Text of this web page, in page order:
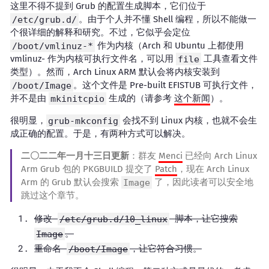
这里不得不提到 Grub 的配置生成脚本，它们位于
/etc/grub.d/ 。由于个人并不懂 Shell 编程，所以不能做一
个很详细的解释和研究。不过，它似乎会定位
/boot/vmlinuz-* 作为内核（Arch 和 Ubuntu 上都使用
vmlinuz- 作为内核可执行文件名，可以用 file 工具查看文件
类型）。然而，Arch Linux ARM 默认会将内核安装到
/boot/Image 。这个文件是 Pre-built EFISTUB 可执行文件，
并不是由 mkinitcpio 生成的（请参考 这个新闻）。
很明显， grub-mkconfig 会找不到 Linux 内核，也就不会生
成正确的配置。于是，有两种方式可以解决。
二〇二二年一月十三日更新 ：群友 Menci 已经向 Arch Linux
Arm Grub 包的 PKGBUILD 提交了 Patch ，现在 Arch Linux
Arm 的 Grub 默认会搜索 Image 了，因此读者可以安全地
跳过这个章节。
修改/etc/grub.d/10_linux脚本，让它搜索
Image。
重命名/boot/Image，让它符合习惯。